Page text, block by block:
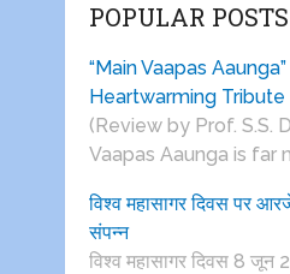
POPULAR POSTS
“Main Vaapas
Heartwarming
(Review by Prof. S.S.
Vaapas Aaunga is far
विश्व महासागर दिवस पर
संपन्न
विश्व महासागर दिवस 8 जून